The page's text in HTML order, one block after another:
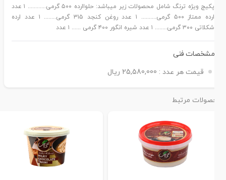
پکیج ویژه ترنگ شامل محصولات زیر میباشد: حلواارده ۵۰۰ گرمی............ ۱ عدد
ارده ممتاز ۵۰۰ گرمی.......... ۱ عدد روغن کنجد ۳۱۵ گرمی........ ۱ عدد ارده
شکلاتی ۳۰۰ گرمی........ ۱ عدد شیره انگور ۴۰۰ گرمی ...... ۱ عدد
مشخصات فنی
قیمت هر عدد : 25,580,000 ریال
مرتبط